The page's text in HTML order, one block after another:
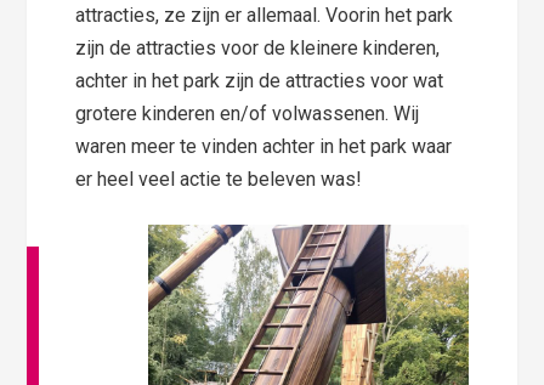
attracties, ze zijn er allemaal. Voorin het park
zijn de attracties voor de kleinere kinderen,
achter in het park zijn de attracties voor wat
grotere kinderen en/of volwassenen. Wij
waren meer te vinden achter in het park waar
er heel veel actie te beleven was!